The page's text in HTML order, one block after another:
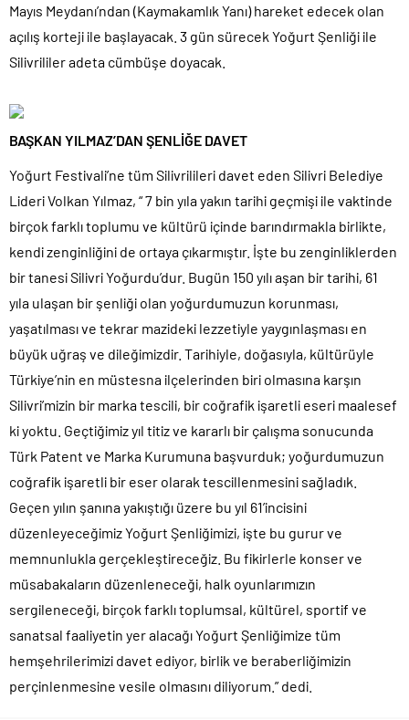
Mayıs Meydanı’ndan (Kaymakamlık Yanı) hareket edecek olan
açılış korteji ile başlayacak. 3 gün sürecek Yoğurt Şenliği ile
Silivrililer adeta cümbüşe doyacak.
BAŞKAN YILMAZ’DAN ŞENLİĞE DAVET
Yoğurt Festivali’ne tüm Silivrilileri davet eden Silivri Belediye
Lideri Volkan Yılmaz, “ 7 bin yıla yakın tarihi geçmişi ile vaktinde
birçok farklı toplumu ve kültürü içinde barındırmakla birlikte,
kendi zenginliğini de ortaya çıkarmıştır. İşte bu zenginliklerden
bir tanesi Silivri Yoğurdu’dur. Bugün 150 yılı aşan bir tarihi, 61
yıla ulaşan bir şenliği olan yoğurdumuzun korunması,
yaşatılması ve tekrar mazideki lezzetiyle yaygınlaşması en
büyük uğraş ve dileğimizdir. Tarihiyle, doğasıyla, kültürüyle
Türkiye’nin en müstesna ilçelerinden biri olmasına karşın
Silivri’mizin bir marka tescili, bir coğrafik işaretli eseri maalesef
ki yoktu. Geçtiğimiz yıl titiz ve kararlı bir çalışma sonucunda
Türk Patent ve Marka Kurumuna başvurduk; yoğurdumuzun
coğrafik işaretli bir eser olarak tescillenmesini sağladık.
Geçen yılın şanına yakıştığı üzere bu yıl 61’incisini
düzenleyeceğimiz Yoğurt Şenliğimizi, işte bu gurur ve
memnunlukla gerçekleştireceğiz. Bu fikirlerle konser ve
müsabakaların düzenleneceği, halk oyunlarımızın
sergileneceği, birçok farklı toplumsal, kültürel, sportif ve
sanatsal faaliyetin yer alacağı Yoğurt Şenliğimize tüm
hemşehrilerimizi davet ediyor, birlik ve beraberliğimizin
perçinlenmesine vesile olmasını diliyorum.” dedi.